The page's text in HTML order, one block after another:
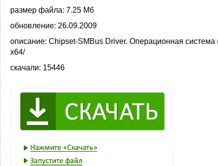
размер файла: 7.25 Мб
обновление: 26.09.2009
описание: Chipset-SMBus Driver. Операционная
x64/
скачали: 15446